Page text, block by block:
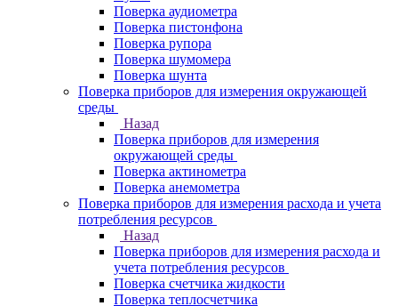
Поверка аудиометра
Поверка пистонфона
Поверка рупора
Поверка шумомера
Поверка шунта
Поверка приборов для измерения окружающей
среды
Назад
Поверка приборов для измерения
окружающей среды
Поверка актинометра
Поверка анемометра
Поверка приборов для измерения расхода и учета
потребления ресурсов
Назад
Поверка приборов для измерения расхода и
учета потребления ресурсов
Поверка счетчика жидкости
Поверка теплосчетчика